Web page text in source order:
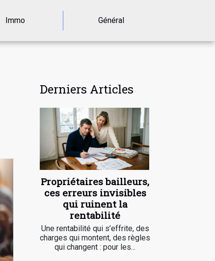
Immo Général
Derniers Articles
Propriétaires bailleurs,
ces erreurs invisibles
qui ruinent la
rentabilité
Une rentabilité qui s’effrite, des
charges qui montent, des règles
qui changent : pour les...